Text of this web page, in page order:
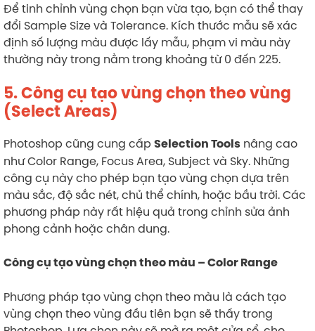
Để tinh chỉnh vùng chọn bạn vừa tạo, bạn có thể thay
đổi Sample Size và Tolerance. Kích thước mẫu sẽ xác
định số lượng màu được lấy mẫu, phạm vi màu này
thường này trong nằm trong khoảng từ 0 đến 225.
5. Công cụ tạo vùng chọn theo vùng
(Select Areas)
Photoshop cũng cung cấp Selection Tools nâng cao
như Color Range, Focus Area, Subject và Sky. Những
công cụ này cho phép bạn tạo vùng chọn dựa trên
màu sắc, độ sắc nét, chủ thể chính, hoặc bầu trời. Các
phương pháp này rất hiệu quả trong chỉnh sửa ảnh
phong cảnh hoặc chân dung.
Công cụ tạo vùng chọn theo màu – Color Range
Phương pháp tạo vùng chọn theo màu là cách tạo
vùng chọn theo vùng đầu tiên bạn sẽ thấy trong